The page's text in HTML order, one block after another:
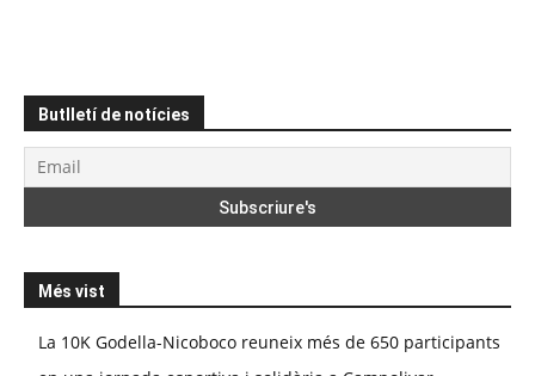
Butlletí de notícies
Més vist
La 10K Godella-Nicoboco reuneix més de 650 participants